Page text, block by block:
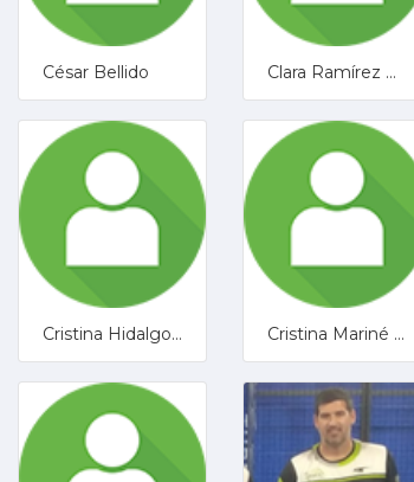
César Bellido Clara Ramírez Madueño
Cristina Hidalgo López Cristina Mariné Sánchez